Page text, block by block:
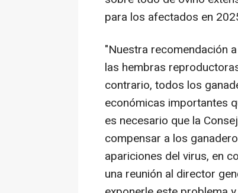
para los afectados en
"Nuestra recomendación
las hembras
contrario, todos los
económicas importantes
es necesario que la
compensar a los
apariciones del virus, en
una reunión al director